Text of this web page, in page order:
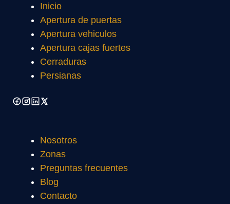
Inicio
Apertura de puertas
Apertura vehiculos
Apertura cajas fuertes
Cerraduras
Persianas
Nosotros
Zonas
Preguntas frecuentes
Blog
Contacto